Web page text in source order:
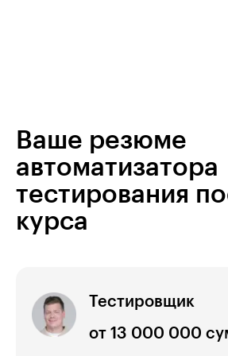
Ваше резюме
автоматизатора
тестирования
курса
Тестировщик
от 13 000 000